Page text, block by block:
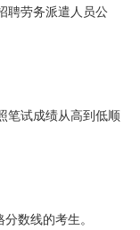
聘劳务派遣人员公
试成绩从高到低顺
数线的考生。